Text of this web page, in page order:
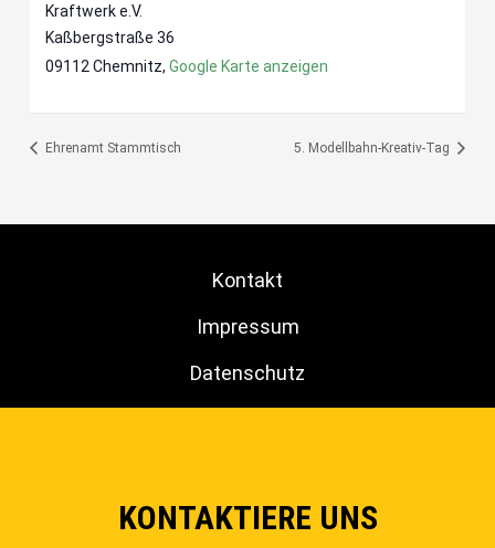
Kraftwerk e.V.
Kaßbergstraße 36
09112 Chemnitz, Google Karte anzeigen
Ehrenamt Stammtisch 5. Modellbahn-Kreativ-Tag
Kontakt
Impressum
Datenschutz
KONTAKTIERE UNS